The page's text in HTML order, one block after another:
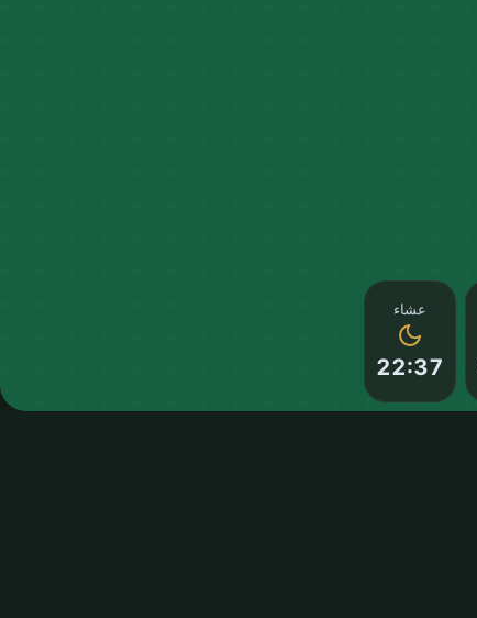
عشاء
22:37